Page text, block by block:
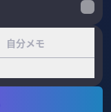
自分メモ